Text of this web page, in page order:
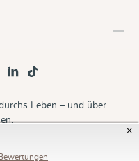
Leben – und über
×